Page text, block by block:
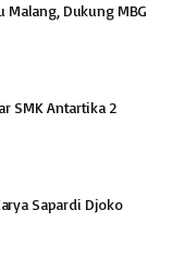
Malang, Dukung MBG
SMK Antartika 2
Sapardi Djoko